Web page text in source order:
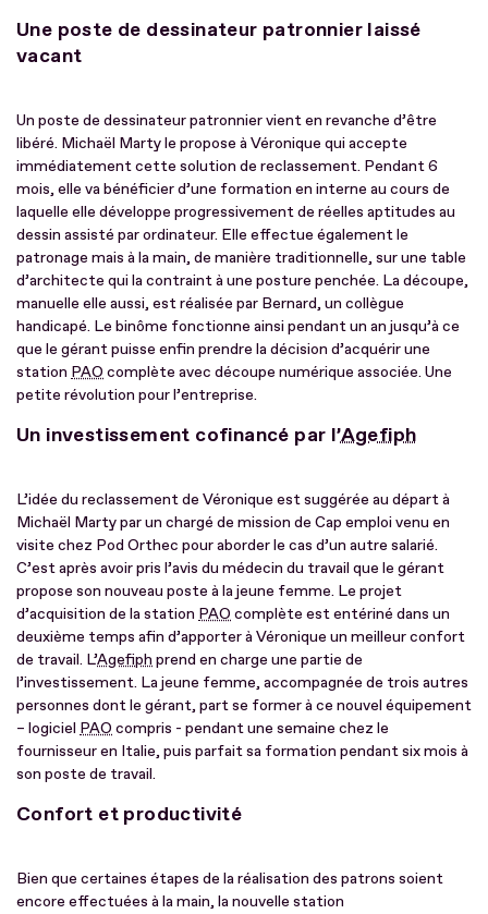
Une poste de dessinateur patronnier laissé
vacant
Un poste de dessinateur patronnier vient en revanche d’être
libéré. Michaël Marty le propose à Véronique qui accepte
immédiatement cette solution de reclassement. Pendant 6
mois, elle va bénéficier d’une formation en interne au cours de
laquelle elle développe progressivement de réelles aptitudes au
dessin assisté par ordinateur. Elle effectue également le
patronage mais à la main, de manière traditionnelle, sur une table
d’architecte qui la contraint à une posture penchée. La découpe,
manuelle elle aussi, est réalisée par Bernard, un collègue
handicapé. Le binôme fonctionne ainsi pendant un an jusqu’à ce
que le gérant puisse enfin prendre la décision d’acquérir une
station PAO complète avec découpe numérique associée. Une
petite révolution pour l’entreprise.
Un investissement cofinancé par l’Agefiph
L’idée du reclassement de Véronique est suggérée au départ à
Michaël Marty par un chargé de mission de Cap emploi venu en
visite chez Pod Orthec pour aborder le cas d’un autre salarié.
C’est après avoir pris l’avis du médecin du travail que le gérant
propose son nouveau poste à la jeune femme. Le projet
d’acquisition de la station PAO complète est entériné dans un
deuxième temps afin d’apporter à Véronique un meilleur confort
de travail. L’Agefiph prend en charge une partie de
l’investissement. La jeune femme, accompagnée de trois autres
personnes dont le gérant, part se former à ce nouvel équipement
– logiciel PAO compris - pendant une semaine chez le
fournisseur en Italie, puis parfait sa formation pendant six mois à
son poste de travail.
Confort et productivité
Bien que certaines étapes de la réalisation des patrons soient
encore effectuées à la main, la nouvelle station